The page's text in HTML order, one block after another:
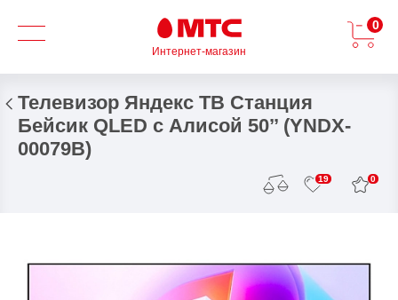
Интернет-магазин
0
Телевизор Яндекс ТВ Станция
Бейсик QLED с Алисой 50’’ (YNDX-
00079B)
19 0